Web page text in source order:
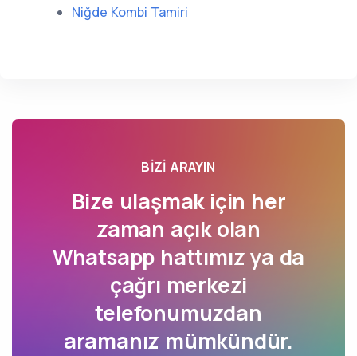
Niğde Kombi Tamiri
BIZI ARAYIN
Bize ulaşmak için her
zaman açık olan
Whatsapp hattımız ya da
çağrı merkezi
telefonumuzdan
aramanız mümkündür.